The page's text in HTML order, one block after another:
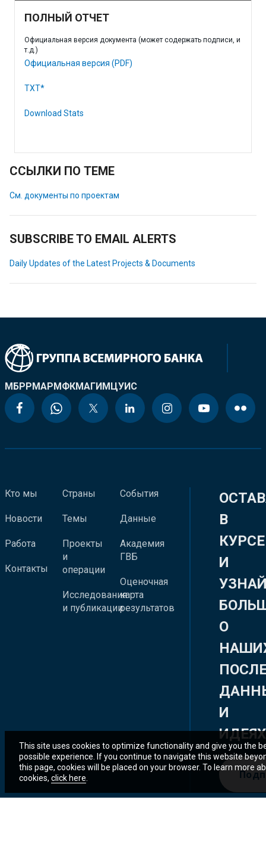
ПОЛНЫЙ ОТЧЕТ
Официальная версия документа (может содержать подписи, и
т.д.)
Официальная версия (PDF)
TXT*
Download Stats
ССЫЛКИ ПО ТЕМЕ
См. документы по проектам
SUBSCRIBE TO EMAIL ALERTS
Daily Updates of the Latest Projects & Documents
МБРРМАРМФКМАГИМЦУИС
Кто мы
Новости
Работа
Контакты
Страны
Темы
Проекты
и
операции
Исследования
и публикации
События
Данные
Академия
ГВБ
Оценочная
карта
результатов
В
КУРСЕ
И
О
И
ИДЕЯХ
This site uses cookies to optimize functionality and give you the
possible experience. If you continue to navigate this website
this page, cookies will be placed on your browser. To learn more
cookies, click here